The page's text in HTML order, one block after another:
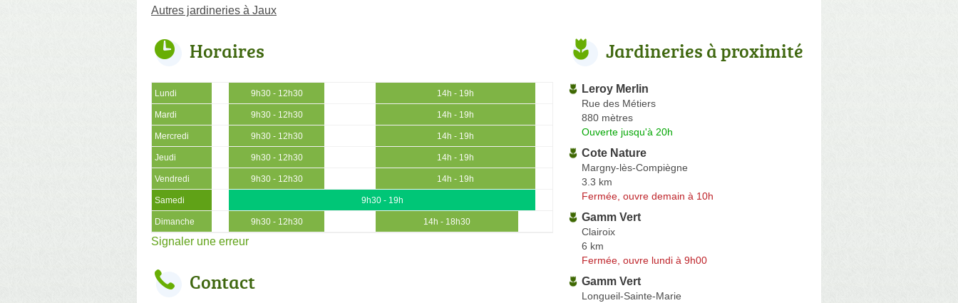
Autres jardineries à Jaux
Horaires
Lundi 9h30 - 12h30 14h - 19h
Mardi 9h30 - 12h30 14h - 19h
Mercredi 9h30 - 12h30 14h - 19h
Jeudi 9h30 - 12h30 14h - 19h
Vendredi 9h30 - 12h30 14h - 19h
Samedi 9h30 - 19h
Dimanche 9h30 - 12h30 14h - 18h30
Signaler une erreur
Contact
Jardineries à proximité
Leroy Merlin
Rue des Métiers
880 mètres
Ouverte jusqu'à 20h
Cote Nature
Margny-lès-Compiègne
3.3 km
Fermée, ouvre demain à 10h
Gamm Vert
Clairoix
6 km
Fermée, ouvre lundi à 9h00
Gamm Vert
Longueil-Sainte-Marie